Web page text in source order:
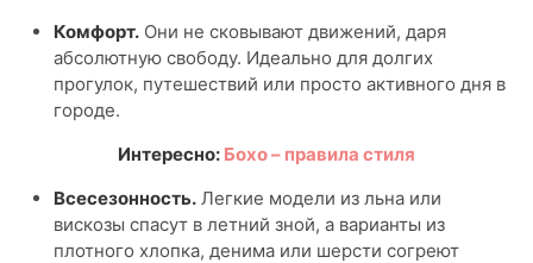
Комфорт. Они не сковывают движений, даря
абсолютную свободу. Идеально для долгих
прогулок, путешествий или просто активного дня в
городе.
Интересно: Бохо – правила стиля
Всесезонность. Легкие модели из льна или
вискозы спасут в летний зной, а варианты из
плотного хлопка, денима или шерсти согреют